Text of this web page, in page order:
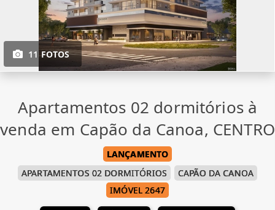
11 FOTOS
Apartamentos 02 dormitórios à
venda em Capão da Canoa, CENTRO
LANÇAMENTO
APARTAMENTOS 02 DORMITÓRIOS
CAPÃO DA CANOA
IMÓVEL 2647